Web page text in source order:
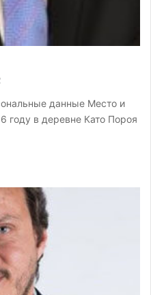
данные Место и
году в деревне Като Пороя